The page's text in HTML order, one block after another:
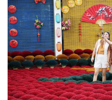
Nội năm 2026 và giai đoạn tiếp